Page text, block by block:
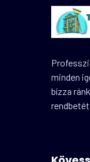
minden
bízza